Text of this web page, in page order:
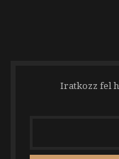
Iratkozz fel